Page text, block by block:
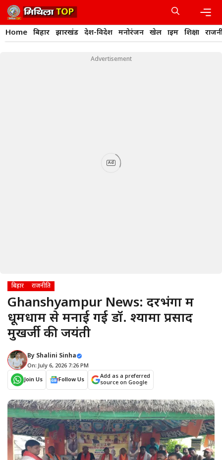
Skip
to
content
Home बिहार झारखंड देश-विदेश मनोरंजन खेल क्राइम शिक्षा
Advertisement
Ad
बिहार राजनीति
Ghanshyampur News: दरभंगा में
धूमधाम से मनाई गई डॉ. श्यामा प्रसाद
मुखर्जी की जयंती
By Shalini Sinha
On: July 6, 2026 7:26 PM
Join Us
Follow Us
Add as a preferred
source on Google